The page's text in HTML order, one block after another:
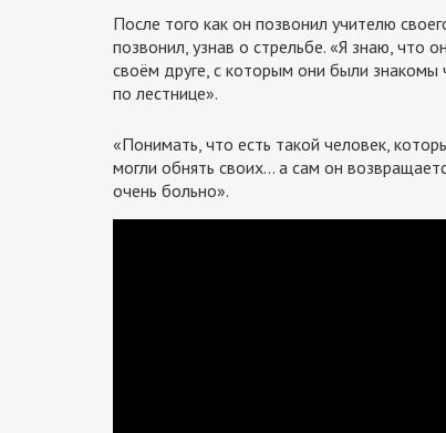
После того как он позвонил учителю
позвонил, узнав о стрельбе. «Я знаю,
своём друге, с которым они были знакомы
по лестнице».
«Понимать, что есть такой человек,
могли обнять своих… а сам он
очень больно».